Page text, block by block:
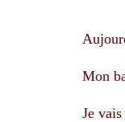
Mon
Je